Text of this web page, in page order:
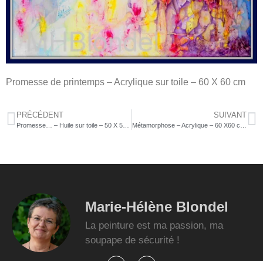
Promesse de printemps – Acrylique sur toile – 60 X 60 cm
PRÉCÉDENT SUIVANT
Marie-Hélène Blondel
La peinture est ma passion, ma
soupape de sécurité !